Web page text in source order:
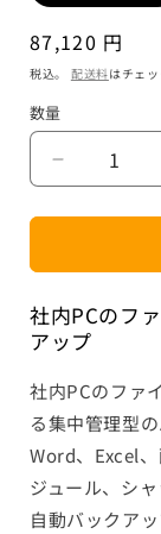
通
常
価
格
87,120 円
税込。 配送料はチェ
数
数量
バ
ッ
ア
ッ
プ
パ
ッ
社内PCのフ
アップ
社内PCのファ
る集中管理型
Word、Excel
ジュール、シ
自動バックア